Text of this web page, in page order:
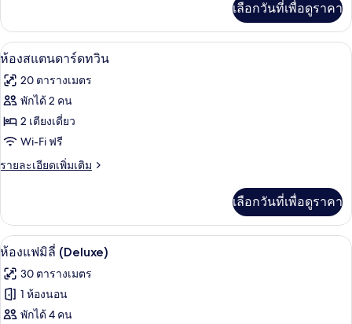
เนส
ทวิน
(No
Window)
เกี่ยว
กับ
ห้อ
ซิ
เนส
น
(No
เลือกวันที่เพื่อดูราคา
เปิด
ภาพถ่าย
ทั้งหมด
ของ
ห้อง
สแตนดาร์ด
เครื่องนอนระดับพรีเมียม, ตู้นิรภัยในห้
1
ห้องสแตนดาร์ดทวิน
20 ตารางเมตร
พักได้ 2 คน
2 เตียงเดี่ยว
Wi-Fi ฟรี
รายละเอียดเพิ่มเติม
ราย
เกี่ยว
กับ
ห้อง
ทวิ
น
เลือกวันที่เพื่อดูราคา
เปิด
ภาพถ่าย
ทั้งหมด
ของ
2
ห้องแฟมิลี่ (Deluxe)
30 ตารางเมตร
1 ห้องนอน
พักได้ 4 คน